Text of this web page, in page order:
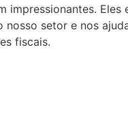
impressionantes. Eles
nosso setor e nos
fiscais.